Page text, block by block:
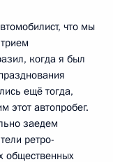
что мы
когда я был
ещё тогда,
этот автопробег.
заедем
ретро-
общественных